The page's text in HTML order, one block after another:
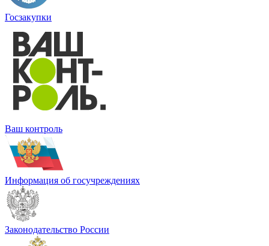
Госзакупки
Ваш контроль
Информация об госучреждениях
Законодательство России